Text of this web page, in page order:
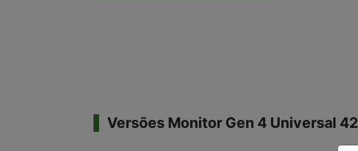
Versões Monitor Gen 4 Universal